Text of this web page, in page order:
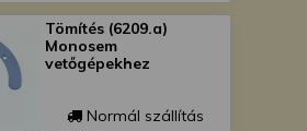
Tömítés (6209.a)
Monosem
vetőgépekhez
Normál szállítás